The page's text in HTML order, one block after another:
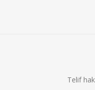
Telif